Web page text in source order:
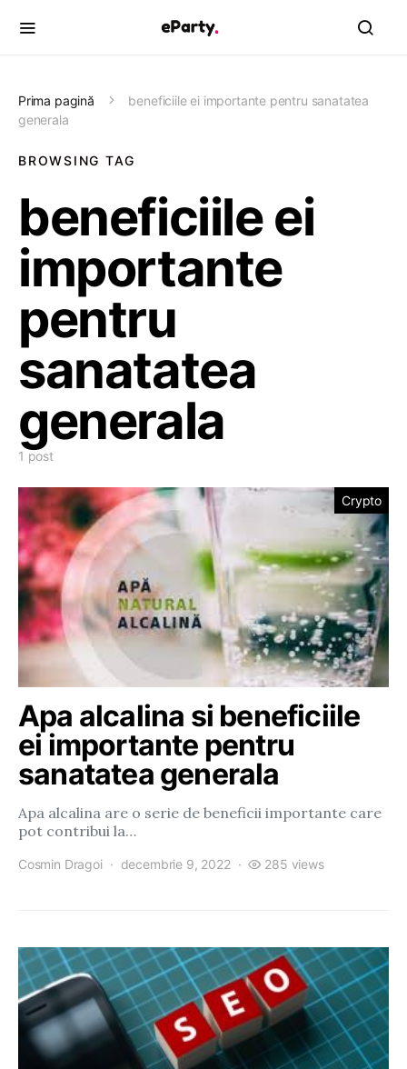
Prima pagină
beneficiile ei importante pentru sanatatea
generala
BROWSING TAG
beneficiile ei
importante
pentru
sanatatea
generala
1 post
Crypto
Apa alcalina si beneficiile
ei importante pentru
sanatatea generala
Apa alcalina are o serie de beneficii importante care
pot contribui la…
Cosmin Dragoi decembrie 9, 2022 285 views